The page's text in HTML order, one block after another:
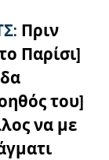
Πριν
Παρίσι]
του]
να με